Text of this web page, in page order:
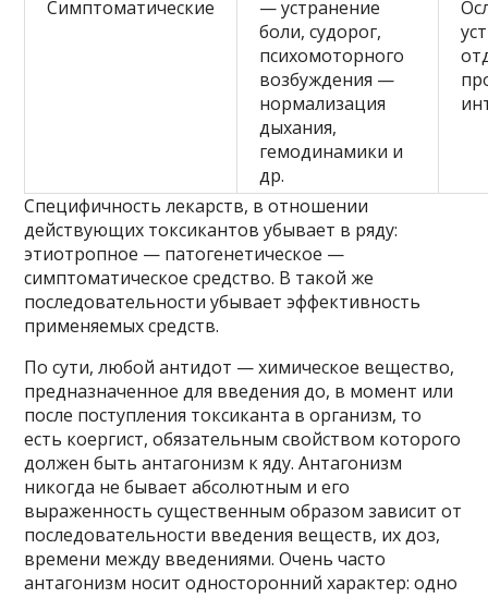
Симптоматические
— устранение
боли, судорог,
психомоторного
возбуждения —
нормализация
дыхания,
гемодинамики и
др.
Специфичность лекарств, в отношении
действующих токсикантов убывает в ряду:
этиотропное — патогенетическое —
симптоматическое средство. В такой же
последовательности убывает эффективность
применяемых средств.
По сути, любой антидот — химическое вещество,
предназначенное для введения до, в момент или
после поступления токсиканта в организм, то
есть коергист, обязательным свойством которого
должен быть антагонизм к яду. Антагонизм
никогда не бывает абсолютным и его
выраженность существенным образом зависит от
последовательности введения веществ, их доз,
времени между введениями. Очень часто
антагонизм носит односторонний характер: одно